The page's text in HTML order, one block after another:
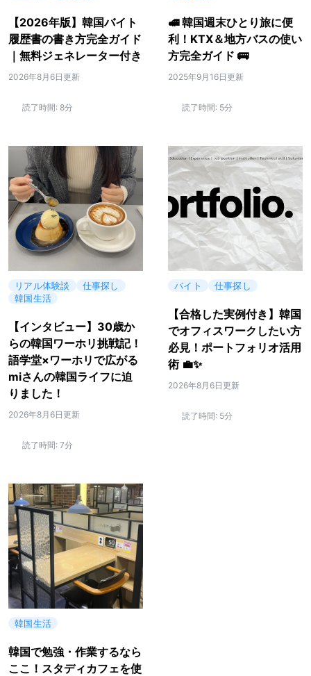
【2026年版】韓国バイト
履歴書の書き方完全ガイド
｜無料ジェネレーター付き
2026年8月6日更新
読了時間: 8分
🚅 韓国週末ひとり旅に便
利！KTX＆地方バスの使い
方完全ガイド 🚌
2025年9月16日更新
読了時間: 5分
リアル体験談
仕事探し
韓国生活
【インタビュー】30歳か
らの韓国ワーホリ挑戦記！
語学堂×ワーホリで広がる
miさんの韓国ライフに迫
りました！
2026年8月6日更新
読了時間: 7分
バイト 仕事探し
【合格した実例付き】韓国
でオフィスワークしたい方
必見！ポートフォリオ活用
術 💼✨
2026年8月6日更新
読了時間: 5分
韓国生活
韓国で勉強・作業するなら
ここ！スタディカフェを使